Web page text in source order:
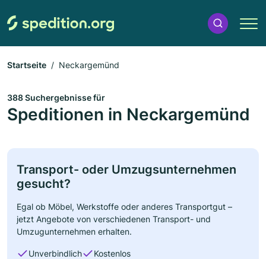
Startseite Neckargemünd
388 Suchergebnisse für
Speditionen in Neckargemünd
Transport- oder Umzugsunternehmen
gesucht?
Egal ob Möbel, Werkstoffe oder anderes Transportgut –
jetzt Angebote von verschiedenen Transport- und
Umzugunternehmen erhalten.
Unverbindlich Kostenlos